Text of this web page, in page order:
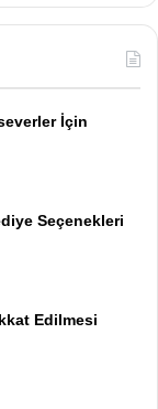
İçin
Seçenekleri
Edilmesi